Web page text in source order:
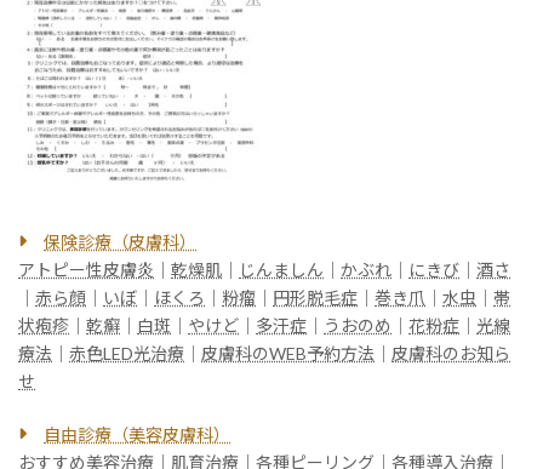
保険診療（皮膚科）
アトピー性皮膚炎
乾燥肌 じんましん かぶれ にきび
酒さ
赤ら顔 いぼ ほくろ 粉瘤 円形脱毛症 巻き爪 水虫
帯
状疱疹
乾癬 白斑 やけど 多汗症 うおのめ 花粉症
光線
療法
赤色LED光治療 皮膚科のWEB予約方法
皮膚科のお知ら
せ
自由診療（美容皮膚科）
おすすめ美容治療
肌育治療 各種ピーリング 各種導入治療